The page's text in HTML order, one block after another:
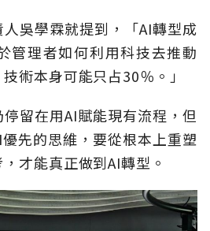
人吳學霖就提到，「AI轉型成
管理者如何利用科技去推動
術本身可能只占30％。」
留在用AI賦能現有流程，但
先的思維，要從根本上重塑
才能真正做到AI轉型。